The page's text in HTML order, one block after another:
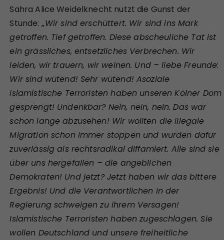
Sahra Alice Weidelknecht nutzt die Gunst der
Stunde: „Wir sind erschüttert. Wir sind ins Mark
getroffen. Tief getroffen. Diese abscheuliche Tat ist
ein grässliches, entsetzliches Verbrechen. Wir
leiden, wir trauern, wir weinen. Und – liebe Freunde:
Wir sind wütend! Sehr wütend! Asoziale
islamistische Terroristen haben unseren Kölner Dom
gesprengt! Undenkbar? Nein, nein, nein. Das war
schon lange abzusehen! Wir wollten die illegale
Migration schon immer stoppen und wurden dafür
zuverlässig als rechtsradikal diffamiert. Alle sind sie
über uns hergefallen – die angeblichen
Demokraten! Und jetzt? Jetzt haben wir das bittere
Ergebnis! Und die Verantwortlichen in der
Regierung schweigen zu ihrem Versagen!
Islamistische Terroristen haben zugeschlagen. Sie
wollen Deutschland und unsere freiheitliche